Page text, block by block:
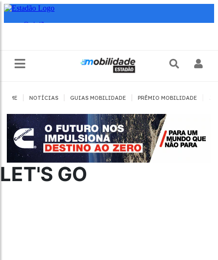
HOME NOTÍCIAS GUIAS MOBILIDADE PRÊMIO MOBILIDADE
LET'S GO